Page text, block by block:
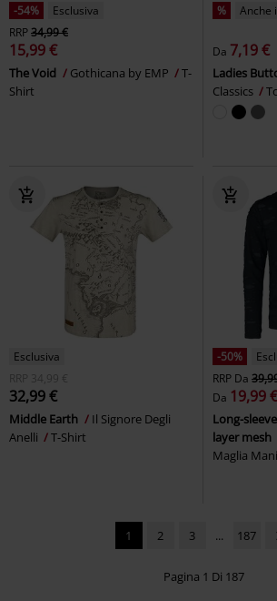
-54%
Esclusiva
RRP34,99 €
15,99 €
The Void Gothicana by EMP
T-
Shirt
% Anche
Da 7,19 €
Ladies
Classics
Esclusiva
RRP
34,99 €
32,99 €
Middle Earth
Il Signore Degli
Anelli
T-Shirt
-50%
RRP Da
Da 19,99 €
Long-
layer mesh
Maglia
1 2 3 ... 187
Pagina 1 Di 187